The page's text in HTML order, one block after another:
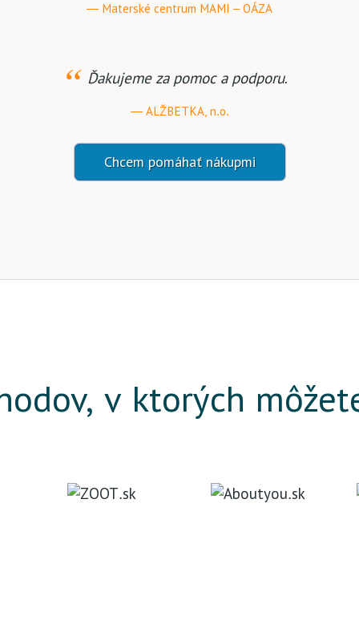
Materské centrum MAMI – OÁZA
Ďakujeme za pomoc a podporu.
ALŽBETKA, n.o.
Chcem pomáhať nákupmi
v ktorých